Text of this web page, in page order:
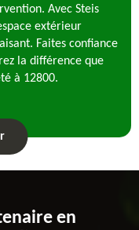
Avec Steis
extérieur
Faites confiance
la différence que
à 12800.
en